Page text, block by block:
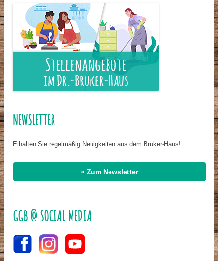
NEWSLETTER
Erhalten Sie regelmäßig Neuigkeiten aus dem Bruker-Haus!
» Zum Newsletter
GGB @ SOCIAL MEDIA